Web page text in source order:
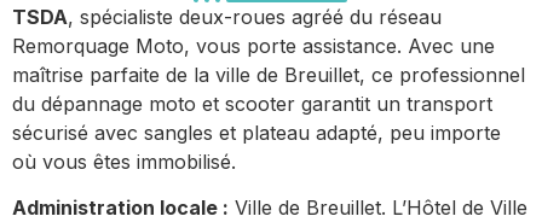
TSDA, spécialiste deux-roues agréé du réseau
Remorquage Moto, vous porte assistance. Avec une
maîtrise parfaite de la ville de Breuillet, ce professionnel
du dépannage moto et scooter garantit un transport
sécurisé avec sangles et plateau adapté, peu importe
où vous êtes immobilisé.
Administration locale : Ville de Breuillet. L’Hôtel de Ville